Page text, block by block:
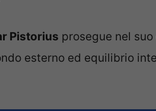
Pistorius prosegue nel
esterno ed equilibrio